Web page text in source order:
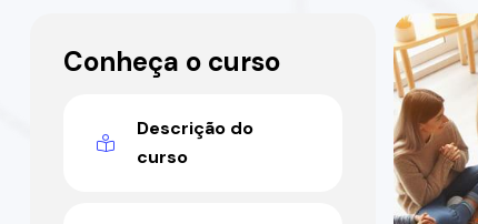
Conheça o curso
Descrição do
curso